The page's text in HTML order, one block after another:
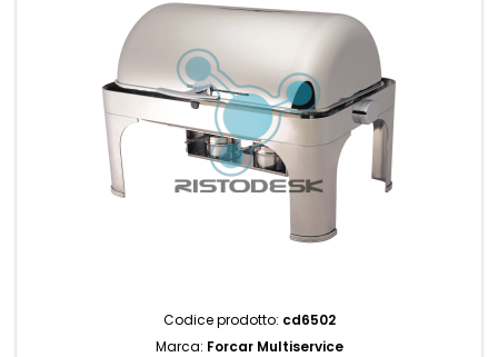
Codice prodotto: cd6502
Marca: Forcar Multiservice